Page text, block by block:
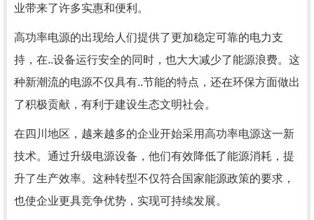
业带来了许多实惠和便利。
高功率电源的出现给人们提供了更加稳定可靠的电力支
持，在..设备运行安全的同时，也大大减少了能源浪费。这
种新潮流的电源不仅具有..节能的特点，还在环保方面做出
了积极贡献，有利于建设生态文明社会。
在四川地区，越来越多的企业开始采用高功率电源这一新
技术。通过升级电源设备，他们有效降低了能源消耗，提
升了生产效率。这种转型不仅符合国家能源政策的要求，
也使企业更具竞争优势，实现可持续发展。